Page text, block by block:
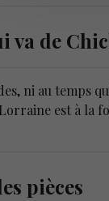
va de
ni au temps
est à la
pièces